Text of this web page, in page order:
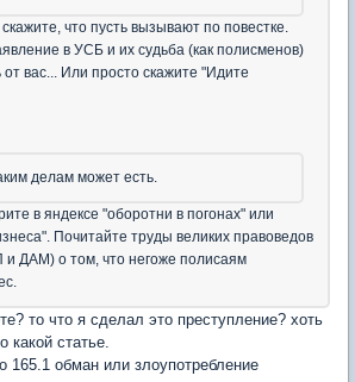
что пусть вызывают по повестке.
в УСБ и их судьба (как полисменов)
от вас... Или просто скажите "Идите
делам может есть.
в яндексе "оборотни в погонах" или
Почитайте труды великих правоведов
и ДАМ) о том, что негоже полисаям
то что я сделал это преступление? хоть
какой статье.
165.1 обман или злоупотребление